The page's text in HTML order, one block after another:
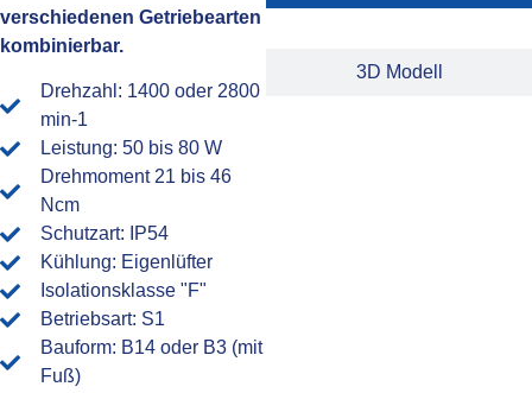
verschiedenen Getriebearten
kombinierbar.
Drehzahl: 1400 oder 2800
min-1
Leistung: 50 bis 80 W
Drehmoment 21 bis 46
Ncm
Schutzart: IP54
Kühlung: Eigenlüfter
Isolationsklasse "F"
Betriebsart: S1
Bauform: B14 oder B3 (mit
Fuß)
3D Modell